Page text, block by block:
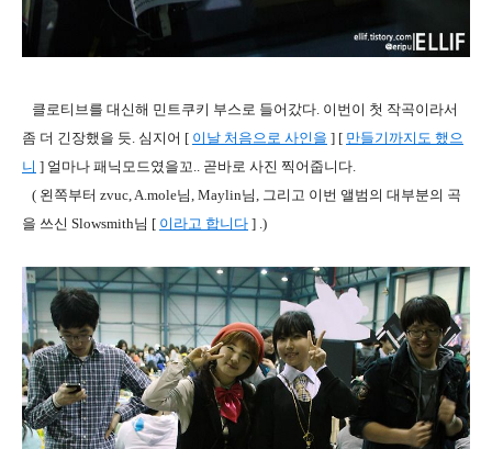
클로티브를 대신해 민트쿠키 부스로 들어갔다. 이번이 첫 작곡이라서
좀 더 긴장했을 듯. 심지어 [ 이날 처음으로 사인을 ] [ 만들기까지도 했으
니 ] 얼마나 패닉모드였을꼬.. 곧바로 사진 찍어줍니다.
( 왼쪽부터 zvuc, A.mole님, Maylin님, 그리고 이번 앨범의 대부분의 곡
을 쓰신 Slowsmith님 [ 이라고 합니다 ] .)